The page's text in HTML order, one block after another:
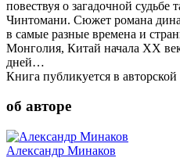
повествуя о загадочной судьбе
Чинтомани. Сюжет романа
в самые разные времена и
Монголия, Китай начала XX
дней…
Книга публикуется в
об авторе
Александр Минаков